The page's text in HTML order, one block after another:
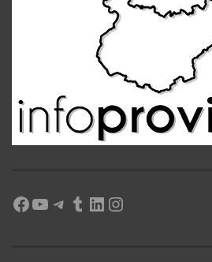
Facebook
YouTube
Telegram
Tumblr
LinkedIn
Instagram